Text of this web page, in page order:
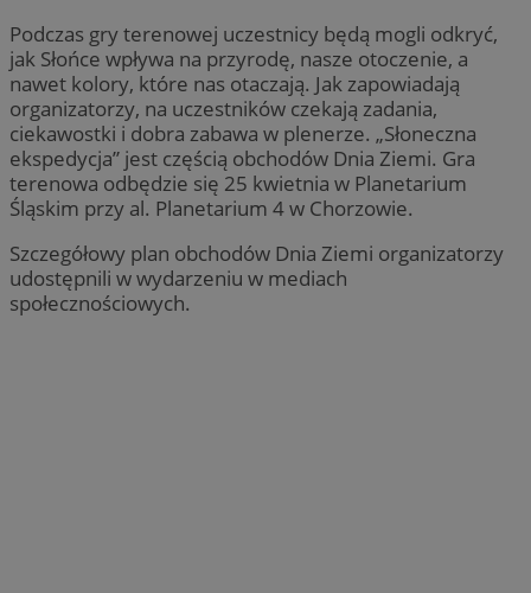
Podczas gry terenowej uczestnicy będą mogli odkryć,
jak Słońce wpływa na przyrodę, nasze otoczenie, a
nawet kolory, które nas otaczają. Jak zapowiadają
organizatorzy, na uczestników czekają zadania,
ciekawostki i dobra zabawa w plenerze. „Słoneczna
ekspedycja” jest częścią obchodów Dnia Ziemi. Gra
terenowa odbędzie się 25 kwietnia w Planetarium
Śląskim przy al. Planetarium 4 w Chorzowie.
Szczegółowy plan obchodów Dnia Ziemi organizatorzy
udostępnili w wydarzeniu w mediach
społecznościowych.